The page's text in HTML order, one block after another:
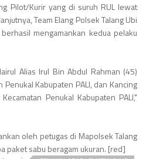
Pilot/Kurir yang di suruh RUL lewat
Team Elang Polsek Talang Ubi
mengamankan kedua pelaku
Alias Irul Bin Abdul Rahman (45)
Kabupaten PALI, dan Kancing
Penukal Kabupaten PALI,"
oleh petugas di Mapolsek Talang
paket sabu beragam ukuran. [red]